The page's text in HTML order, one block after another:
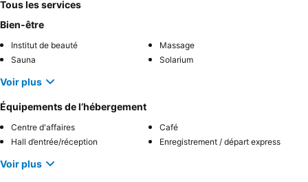
Tous les services
Bien-être
Institut de beauté
Massage
Sauna
Solarium
Voir plus
Équipements de l’hébergement
Centre d'affaires
Café
Hall d’entrée/réception
Enregistrement / départ express
Voir plus